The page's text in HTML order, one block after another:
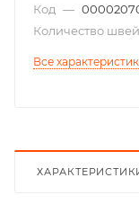
Код —
Количество
Все